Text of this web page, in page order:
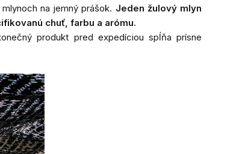
na jemný prášok. Jeden žulový mlyn
chuť, farbu a arómu.
produkt pred expedíciou spĺňa prísne